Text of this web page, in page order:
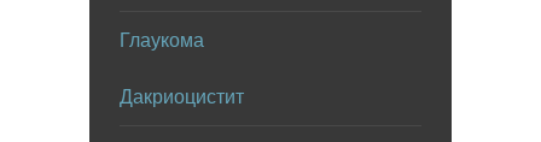
Глаукома
Дакриоцистит